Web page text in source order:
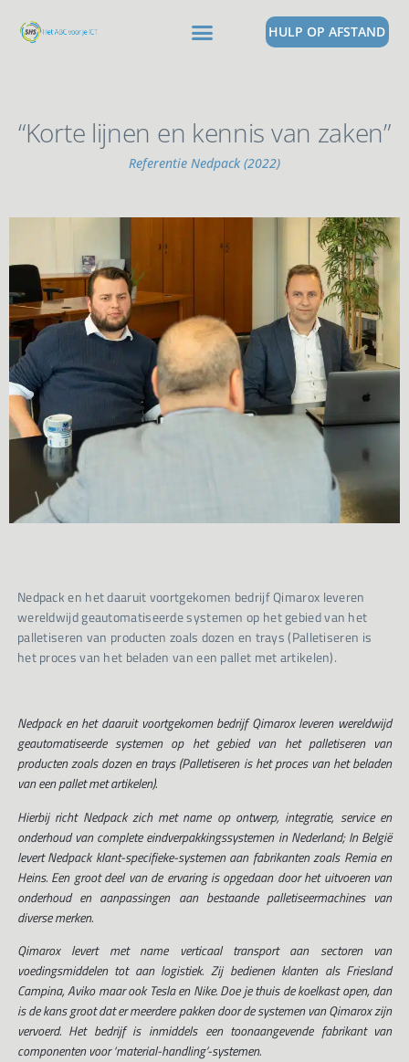
HULP OP AFSTAND
“Korte lijnen en kennis van zaken”
Referentie Nedpack (2022)
Nedpack en het daaruit voortgekomen bedrijf Qimarox leveren
wereldwijd geautomatiseerde systemen op het gebied van het
palletiseren van producten zoals dozen en trays (Palletiseren is
het proces van het beladen van een pallet met artikelen).
Nedpack en het daaruit voortgekomen bedrijf Qimarox leveren wereldwijd
geautomatiseerde systemen op het gebied van het palletiseren van
producten zoals dozen en trays (Palletiseren is het proces van het beladen
van een pallet met artikelen).
Hierbij richt Nedpack zich met name op ontwerp, integratie, service en
onderhoud van complete eindverpakkingssystemen in Nederland; In België
levert Nedpack klant-specifieke-systemen aan fabrikanten zoals Remia en
Heins. Een groot deel van de ervaring is opgedaan door het uitvoeren van
onderhoud en aanpassingen aan bestaande palletiseermachines van
diverse merken.
Qimarox levert met name verticaal transport aan sectoren van
voedingsmiddelen tot aan logistiek. Zij bedienen klanten als Friesland
Campina, Aviko maar ook Tesla en Nike. Doe je thuis de koelkast open, dan
is de kans groot dat er meerdere pakken door de systemen van Qimarox zijn
vervoerd. Het bedrijf is inmiddels een toonaangevende fabrikant van
componenten voor ‘material-handling’-systemen.